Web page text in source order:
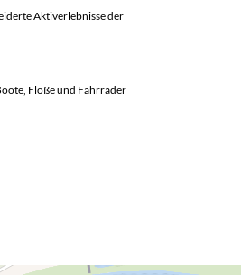
Aktiverlebnisse der
Flöße und Fahrräder